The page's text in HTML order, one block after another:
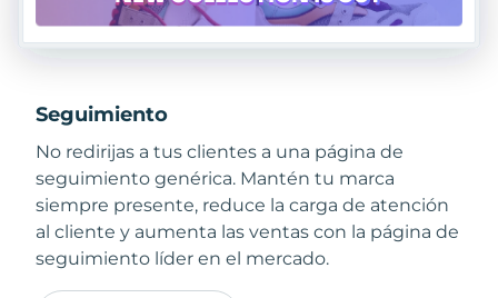
Seguimiento
No redirijas a tus clientes a una página de
seguimiento genérica. Mantén tu marca
siempre presente, reduce la carga de atención
al cliente y aumenta las ventas con la página de
seguimiento líder en el mercado.